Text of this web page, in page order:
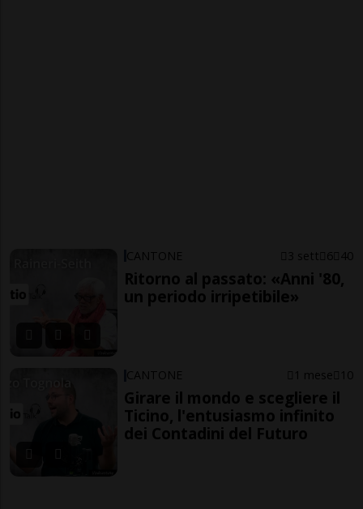
CANTONE 3 sett 6 40
Ritorno al passato: «Anni '80,
un periodo irripetibile»
CANTONE 1 mese 10
Girare il mondo e scegliere il
Ticino, l'entusiasmo infinito
dei Contadini del Futuro